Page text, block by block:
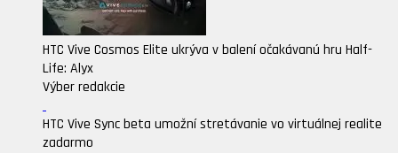
HTC Vive Cosmos Elite ukrýva v balení očakávanú hru Half-
Life: Alyx
Výber redakcie
HTC Vive Sync beta umožní stretávanie vo virtuálnej realite
zadarmo